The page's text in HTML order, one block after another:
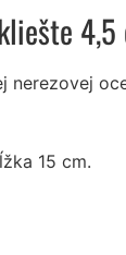
4,5
nerezovej
15 cm.